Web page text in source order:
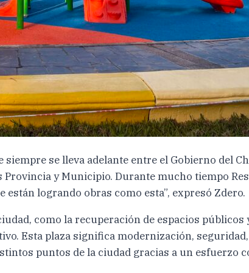
se lleva adelante entre el Gobierno del
y Municipio. Durante mucho tiempo
logrando obras como esta”, expresó Zdero.
como la recuperación de espacios públicos
Esta plaza significa modernización,
puntos de la ciudad gracias a un esfuerzo